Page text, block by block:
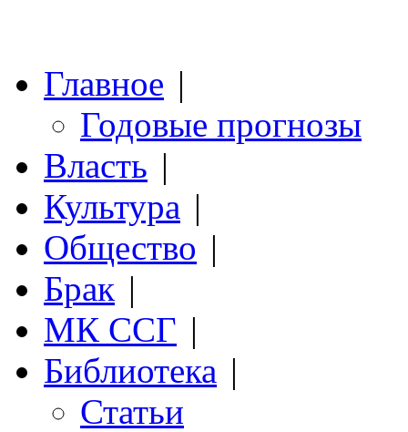
Главное |
Годовые прогнозы
Власть |
Культура |
Общество |
Брак |
МК ССГ |
Библиотека |
Статьи